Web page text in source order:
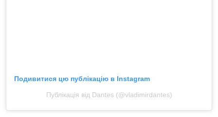
Подивитися цю публікацію в Instagram
Публікація від Dantes (@vladimirdantes)